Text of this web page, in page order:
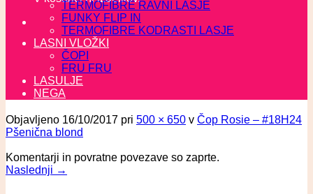
TERMOFIBRE RAVNI LASJE
FUNKY FLIP IN
TERMOFIBRE KODRASTI LASJE
LASNI VLOŽKI
ČOPI
FRU FRU
LASULJE
NEGA
Objavljeno 16/10/2017 pri 500 × 650 v Čop Rosie – #18H24
Pšenična blond
Komentarji in povratne povezave so zaprte.
Naslednji →